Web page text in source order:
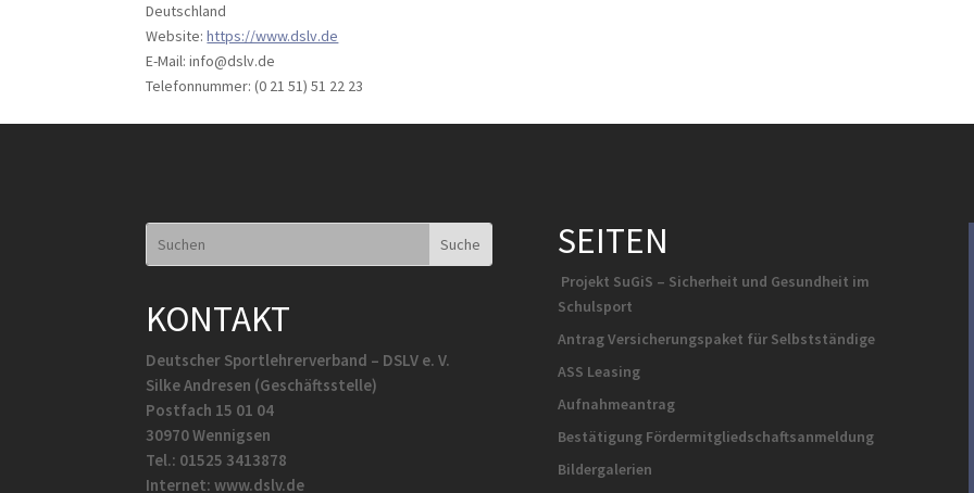
Deutschland
Website:https://www.dslv.de
E-Mail:info@dslv.de
Telefonnummer: (0 21 51) 51 22 23
KONTAKT
Deutscher Sportlehrerverband – DSLV e. V.
Silke Andresen (Geschäftsstelle)
Postfach 15 01 04
30970 Wennigsen
Tel.: 01525 3413878
Internet: www.dslv.de
SEITEN
Projekt SuGiS – Sicherheit und Gesundheit im
Schulsport
Antrag Versicherungspaket für Selbstständige
ASS Leasing
Aufnahmeantrag
Bestätigung Fördermitgliedschaftsanmeldung
Bildergalerien